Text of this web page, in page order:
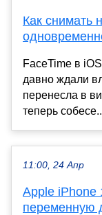
Как снимать
FaceTime в
давно ждали
перенесла в
теперь
11:00, 24 Апр
Apple iPhone
переменную